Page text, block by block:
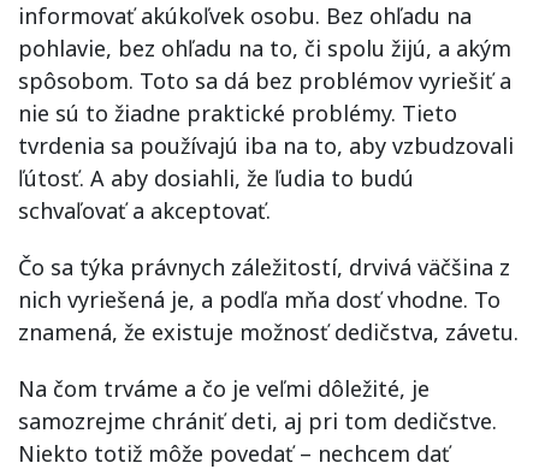
informovať akúkoľvek osobu. Bez ohľadu na
pohlavie, bez ohľadu na to, či spolu žijú, a akým
spôsobom. Toto sa dá bez problémov vyriešiť a
nie sú to žiadne praktické problémy. Tieto
tvrdenia sa používajú iba na to, aby vzbudzovali
ľútosť. A aby dosiahli, že ľudia to budú
schvaľovať a akceptovať.
Čo sa týka právnych záležitostí, drvivá väčšina z
nich vyriešená je, a podľa mňa dosť vhodne. To
znamená, že existuje možnosť dedičstva, závetu.
Na čom trváme a čo je veľmi dôležité, je
samozrejme chrániť deti, aj pri tom dedičstve.
Niekto totiž môže povedať – nechcem dať